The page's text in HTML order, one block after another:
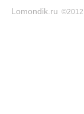
Lomondik.ru ©2012